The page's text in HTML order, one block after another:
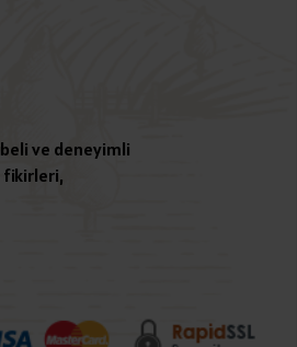
ve deneyimli
fikirleri,